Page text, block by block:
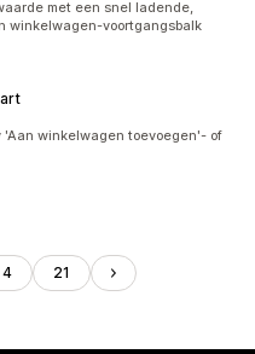
met een snel ladende,
winkelwagen-voortgangsbalk
'Aan winkelwagen toevoegen'- of
4 21